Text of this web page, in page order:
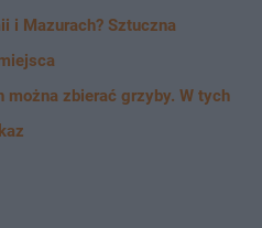
i Mazurach? Sztuczna
zbierać grzyby. W tych